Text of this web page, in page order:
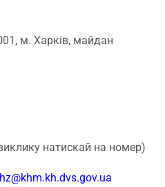
м. Харків, майдан
натискай на номер)